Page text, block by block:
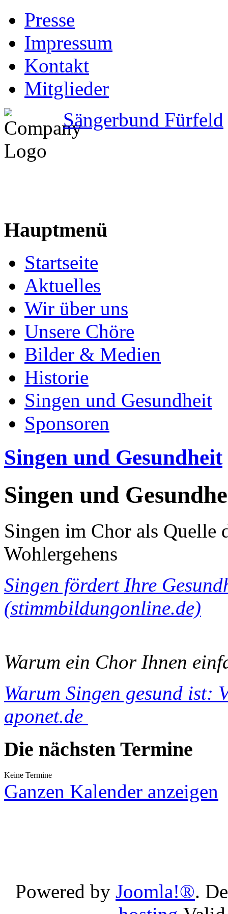
Presse
Impressum
Kontakt
Mitglieder
Sängerbund Fürfeld
Hauptmenü
Startseite
Aktuelles
Wir über uns
Unsere Chöre
Bilder & Medien
Historie
Singen und Gesundheit
Sponsoren
Singen und Gesundheit
Singen und
Singen im Chor als Quelle
Wohlergehens
Singen fördert Ihre
(stimmbildungonline.de)
Warum ein Chor Ihnen
Warum Singen gesund
aponet.de
Die nächsten Termine
Keine Termine
Ganzen Kalender anzeigen
Powered by Joomla!®.